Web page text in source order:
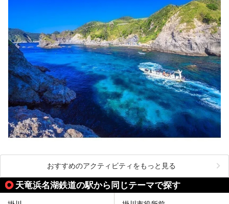
おすすめのアクティビティをもっと見る
天竜浜名湖鉄道の駅から同じテーマで探す